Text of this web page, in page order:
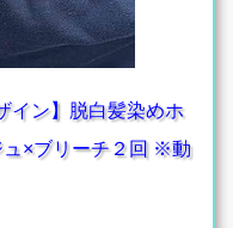
イン】脱白髪染めホ
ュ×ブリーチ２回 ※動